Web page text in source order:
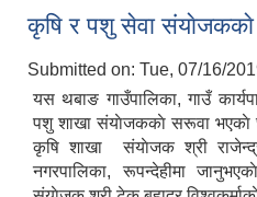
कृषि र पशु सेवा
Submitted on: Tue, 07/16/
यस थबाङ गाउँपालिका, गाउँ
पशु शाखा संयाेजककाे सरूवा भएकाे
कृषि शाखा संयाेजक श्री
नगरपालिका, रूपन्देहीमा